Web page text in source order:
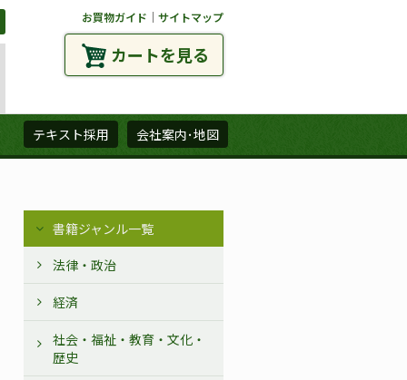
お買物ガイド ｜ サイトマップ
カートを見る
テキスト採用 会社案内･地図
書籍ジャンル一覧
法律・政治
経済
社会・福祉・教育・文化・
歴史